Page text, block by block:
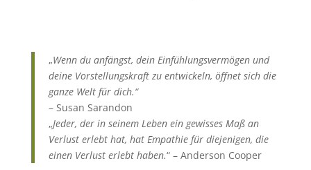
„Wenn du anfängst, dein Einfühlungsvermögen und
deine Vorstellungskraft zu entwickeln, öffnet sich die
ganze Welt für dich.“
– Susan Sarandon
„Jeder, der in seinem Leben ein gewisses Maß an
Verlust erlebt hat, hat Empathie für diejenigen, die
einen Verlust erlebt haben.“ – Anderson Cooper